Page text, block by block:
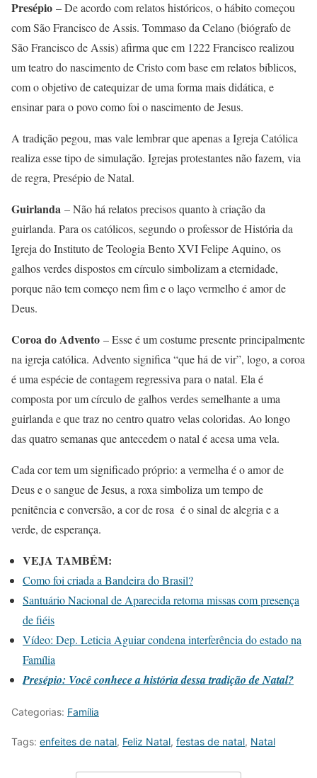
Presépio – De acordo com relatos históricos, o hábito começou
com São Francisco de Assis. Tommaso da Celano (biógrafo de
São Francisco de Assis) afirma que em 1222 Francisco realizou
um teatro do nascimento de Cristo com base em relatos bíblicos,
com o objetivo de catequizar de uma forma mais didática, e
ensinar para o povo como foi o nascimento de Jesus.
A tradição pegou, mas vale lembrar que apenas a Igreja Católica
realiza esse tipo de simulação. Igrejas protestantes não fazem, via
de regra, Presépio de Natal.
Guirlanda – Não há relatos precisos quanto à criação da
guirlanda. Para os católicos, segundo o professor de História da
Igreja do Instituto de Teologia Bento XVI Felipe Aquino, os
galhos verdes dispostos em círculo simbolizam a eternidade,
porque não tem começo nem fim e o laço vermelho é amor de
Deus.
Coroa do Advento – Esse é um costume presente principalmente
na igreja católica. Advento significa “que há de vir”, logo, a coroa
é uma espécie de contagem regressiva para o natal. Ela é
composta por um círculo de galhos verdes semelhante a uma
guirlanda e que traz no centro quatro velas coloridas. Ao longo
das quatro semanas que antecedem o natal é acesa uma vela.
Cada cor tem um significado próprio: a vermelha é o amor de
Deus e o sangue de Jesus, a roxa simboliza um tempo de
penitência e conversão, a cor de rosa é o sinal de alegria e a
verde, de esperança.
VEJA TAMBÉM:
Como foi criada a Bandeira do Brasil?
Santuário Nacional de Aparecida retoma missas com presença
de fiéis
Vídeo: Dep. Leticia Aguiar condena interferência do estado na
Família
Presépio: Você conhece a história dessa tradição de Natal?
Categorias: Família
Tags: enfeites de natal, Feliz Natal, festas de natal, Natal